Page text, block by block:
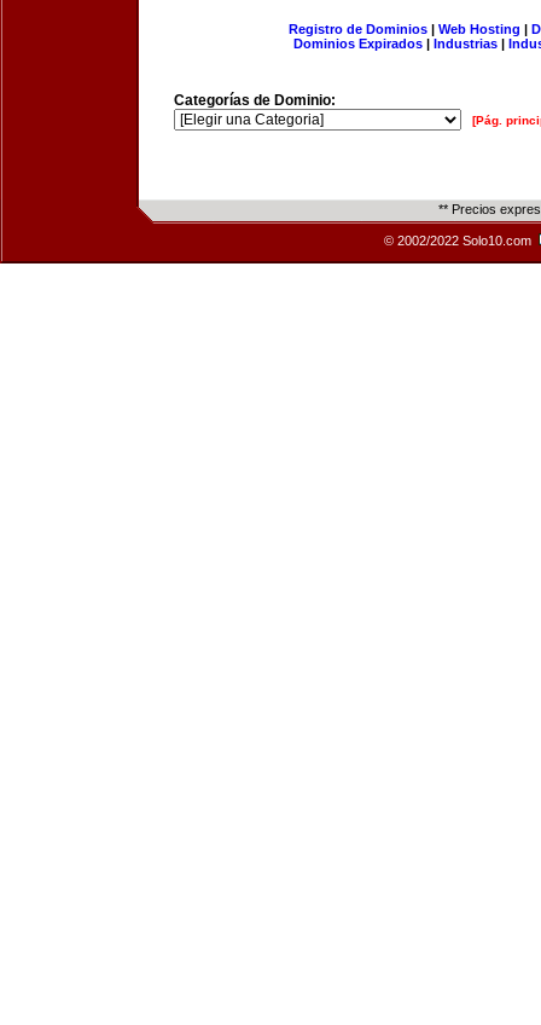
Registro de Dominios| Web Hosting |
Dominios Expirados | Industrias |
Categorías de Dominio:
[Pág.
** Precios
© 2002/2022 Solo10.com